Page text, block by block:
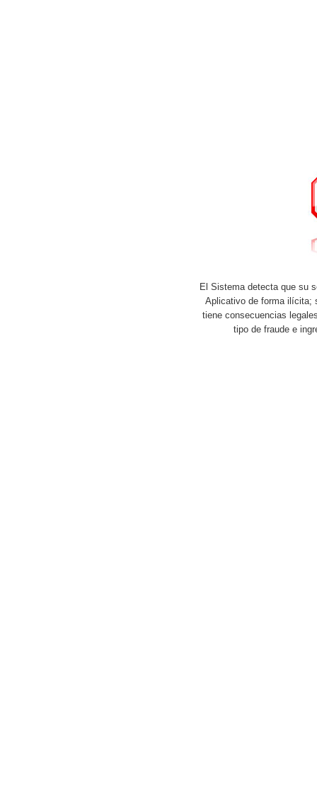
El Sistema detecta que su
Aplicativo de forma ilícita;
tiene consecuencias
tipo de fraude e